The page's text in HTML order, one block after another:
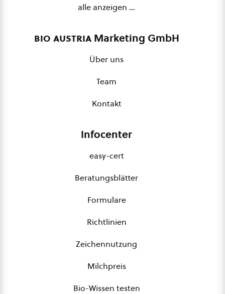
alle anzeigen …
bio austriaMarketing GmbH
Über uns
Team
Kontakt
Infocenter
easy-cert
Beratungsblätter
Formulare
Richtlinien
Zeichennutzung
Milchpreis
Bio-Wissen testen